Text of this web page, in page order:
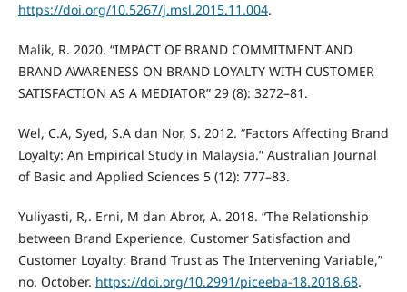
https://doi.org/10.5267/j.msl.2015.11.004.
Malik, R. 2020. “IMPACT OF BRAND COMMITMENT AND
BRAND AWARENESS ON BRAND LOYALTY WITH CUSTOMER
SATISFACTION AS A MEDIATOR” 29 (8): 3272–81.
Wel, C.A, Syed, S.A dan Nor, S. 2012. “Factors Affecting Brand
Loyalty: An Empirical Study in Malaysia.” Australian Journal
of Basic and Applied Sciences 5 (12): 777–83.
Yuliyasti, R,. Erni, M dan Abror, A. 2018. “The Relationship
between Brand Experience, Customer Satisfaction and
Customer Loyalty: Brand Trust as The Intervening Variable,”
no. October. https://doi.org/10.2991/piceeba-18.2018.68.